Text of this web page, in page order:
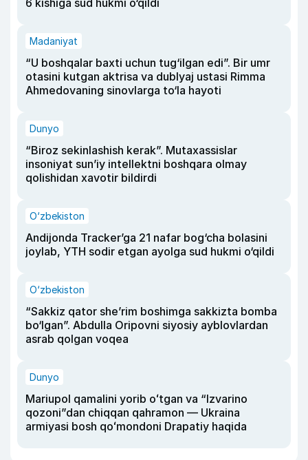
6 kishiga sud hukmi o‘qildi
Madaniyat
“U boshqalar baxti uchun tug‘ilgan edi”. Bir umr
otasini kutgan aktrisa va dublyaj ustasi Rimma
Ahmedovaning sinovlarga to‘la hayoti
Dunyo
“Biroz sekinlashish kerak”. Mutaxassislar
insoniyat sun’iy intellektni boshqara olmay
qolishidan xavotir bildirdi
O‘zbekiston
Andijonda Tracker’ga 21 nafar bog‘cha bolasini
joylab, YTH sodir etgan ayolga sud hukmi o‘qildi
O‘zbekiston
“Sakkiz qator she’rim boshimga sakkizta bomba
bo‘lgan”. Abdulla Oripovni siyosiy ayblovlardan
asrab qolgan voqea
Dunyo
Mariupol qamalini yorib oʻtgan va “Izvarino
qozoni”dan chiqqan qahramon — Ukraina
armiyasi bosh qoʻmondoni Drapatiy haqida